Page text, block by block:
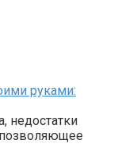
руками:
недостатки
позволяющее